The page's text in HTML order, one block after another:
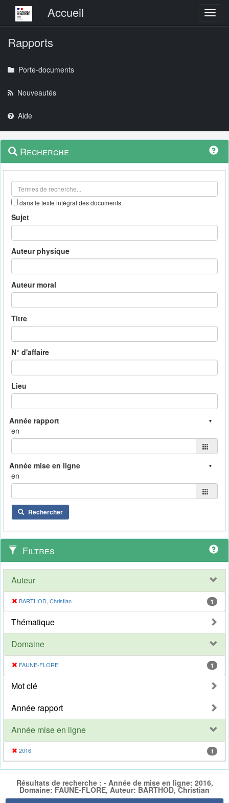
Menu principalAccueil
Rapports
Porte-documents
Nouveautés
Aide
Navigation
outils
Menu
contextuel
Recherche
dans le texte intégral des documents
Sujet
Auteur physique
Auteur moral
Titre
N° d'affaire
Lieu
en
en
Rechercher
Filtres
Auteur
BARTHOD, Christian 1
Thématique
Domaine
FAUNE-FLORE 1
Mot clé
Année rapport
Année mise en ligne
2016 1
Résultats de recherche : - Année de mise en ligne: 2016,
Domaine: FAUNE-FLORE, Auteur: BARTHOD, Christian